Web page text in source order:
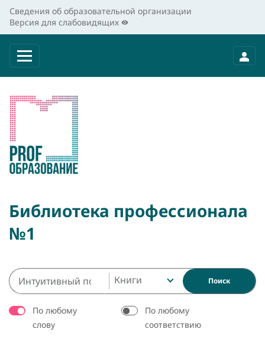
Сведения об образовательной организации
Версия для слабовидящих
Библиотека профессионала
№1
Книги Поиск
По любому
слову
По любому
соответствию